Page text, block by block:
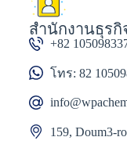
สำนักงานธุรกิ
+82
โทร: 82
159, Doum3-